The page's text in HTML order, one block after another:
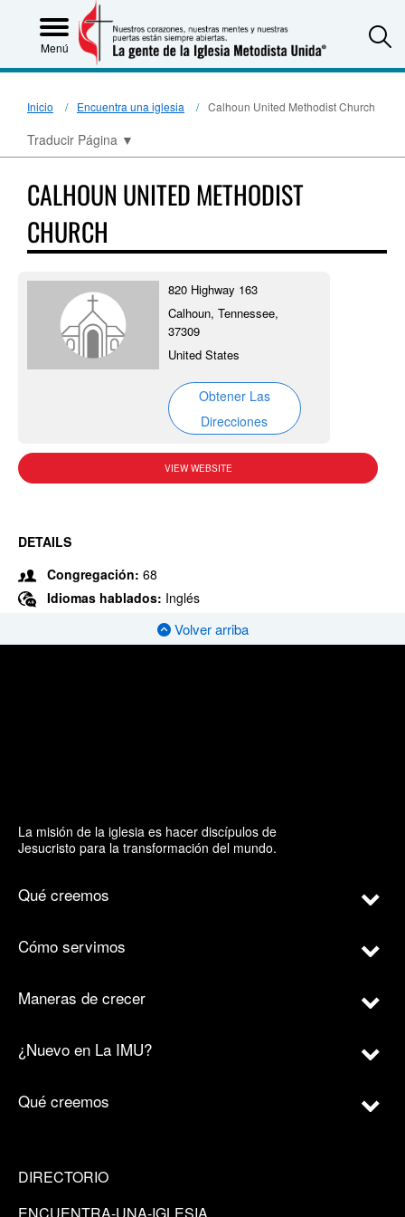
Menú
Inicio Encuentra una iglesia Calhoun United Methodist Church
Traducir Página ▼
CALHOUN UNITED METHODIST
CHURCH
820 Highway 163
Calhoun, Tennessee,
37309
United States
Obtener Las
Direcciones
VIEW WEBSITE
DETAILS
Congregación: 68
Idiomas hablados: Inglés
Volver arriba
La misión de la iglesia es hacer discípulos de
Jesucristo para la transformación del mundo.
Qué creemos
Cómo servimos
Maneras de crecer
¿Nuevo en La IMU?
Qué creemos
DIRECTORIO
ENCUENTRA-UNA-IGLESIA